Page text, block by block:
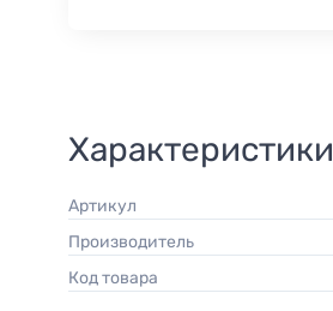
Характеристики
Артикул
Производитель
Код товара